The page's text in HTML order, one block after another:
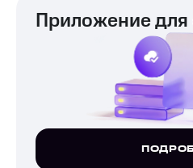
Приложение для